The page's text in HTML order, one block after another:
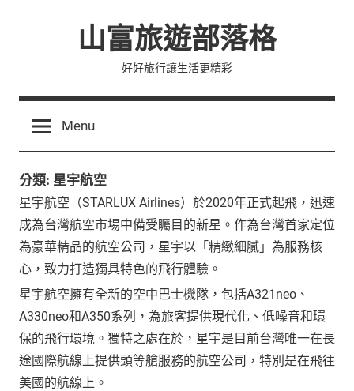
山富旅遊部落格
好好旅行讓生活更精彩
Menu
分類: 星宇航空
星宇航空（STARLUX Airlines）於2020年正式起飛，迅速
成為台灣航空市場中備受矚目的新星。作為台灣首家定位
為豪華精品的航空公司，星宇以「精緻細膩」為服務核
心，致力打造獨具特色的飛行體驗。
星宇航空擁有全新的空中巴士機隊，包括A321neo、
A330neo和A350系列，為旅客提供現代化、低噪音和環
保的飛行環境。獨特之處在於，星宇是目前台灣唯一在長
途國際航線上提供頭等艙服務的航空公司，特別是在飛往
美國的航線上。